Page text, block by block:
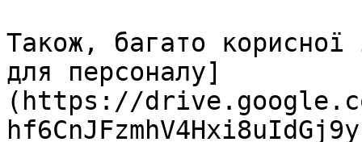
Також, багато
для персоналу]
(https://